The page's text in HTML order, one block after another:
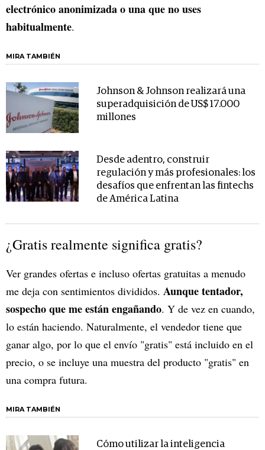
electrónico anonimizada o una que no uses
habitualmente.
MIRA TAMBIÉN
Johnson & Johnson realizará una
superadquisición de US$ 17.000
millones
Desde adentro, construir
regulación y más profesionales: los
desafíos que enfrentan las fintechs
de América Latina
¿Gratis realmente significa gratis?
Ver grandes ofertas e incluso ofertas gratuitas a menudo
me deja con sentimientos divididos. Aunque tentador,
sospecho que me están engañando. Y de vez en cuando,
lo están haciendo. Naturalmente, el vendedor tiene que
ganar algo, por lo que el envío "gratis" está incluido en el
precio, o se incluye una muestra del producto "gratis" en
una compra futura.
MIRA TAMBIÉN
Cómo utilizar la inteligencia